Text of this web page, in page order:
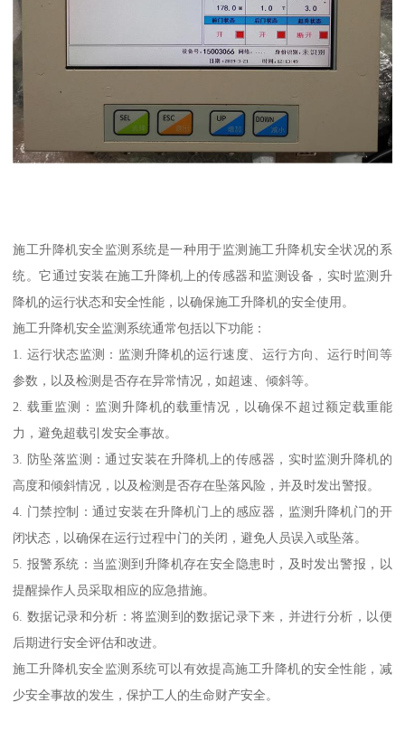
施工升降机安全监测系统是一种用于监测施工升降机安全状况的系
统。它通过安装在施工升降机上的传感器和监测设备，实时监测升
降机的运行状态和安全性能，以确保施工升降机的安全使用。
施工升降机安全监测系统通常包括以下功能：
1. 运行状态监测：监测升降机的运行速度、运行方向、运行时间等
参数，以及检测是否存在异常情况，如超速、倾斜等。
2. 载重监测：监测升降机的载重情况，以确保不超过额定载重能
力，避免超载引发安全事故。
3. 防坠落监测：通过安装在升降机上的传感器，实时监测升降机的
高度和倾斜情况，以及检测是否存在坠落风险，并及时发出警报。
4. 门禁控制：通过安装在升降机门上的感应器，监测升降机门的开
闭状态，以确保在运行过程中门的关闭，避免人员误入或坠落。
5. 报警系统：当监测到升降机存在安全隐患时，及时发出警报，以
提醒操作人员采取相应的应急措施。
6. 数据记录和分析：将监测到的数据记录下来，并进行分析，以便
后期进行安全评估和改进。
施工升降机安全监测系统可以有效提高施工升降机的安全性能，减
少安全事故的发生，保护工人的生命财产安全。